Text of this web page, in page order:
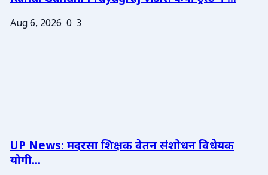
Aug 6, 2026 0 3
UP News: मदरसा शिक्षक वेतन संशोधन विधेयक
योगी...